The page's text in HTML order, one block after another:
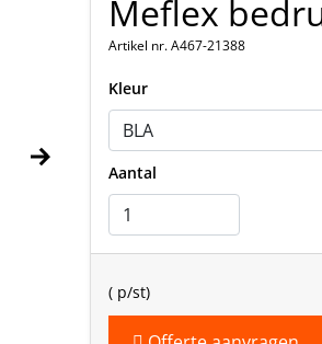
Meflex
Artikel nr. A467-21388
Kleur
Aantal
( p/st)